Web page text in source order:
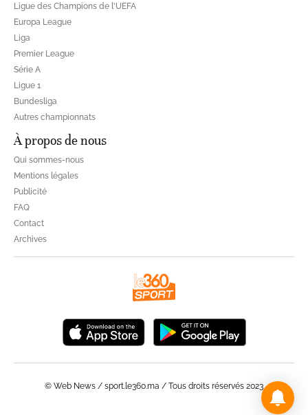
Ligue des Champions de l'UEFA
Europa League
Liga
Premier League
Série A
Ligue 1
Bundesliga
Autres championnats
À propos de nous
Qui sommes-nous
Mentions légales
Publicité
FAQ
Contact
Archives
© Web News / sport.le360.ma / Tous droits réservés 2023